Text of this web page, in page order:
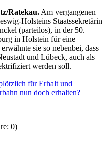
Ratekau. Am vergangenen
Holsteins Staatssekretärin
(parteilos), in der 50.
in Holstein für eine
sie so nebenbei, dass
und Lübeck, auch als
werden soll.
für Erhalt und
nun doch erhalten?
0)